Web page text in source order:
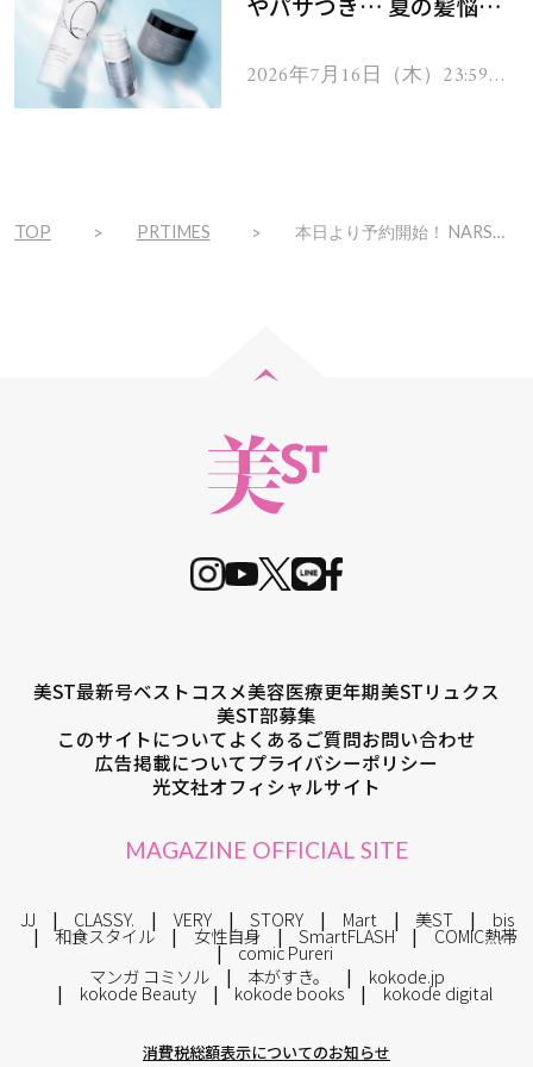
ムを13名様にプレゼン
2026年7月16日（木）23:59ま
TOP PRTIMES 本日より予約開始！ NARS「ライトリフレクティング プリズマティックパウダー」
美ST最新号ベストコスメ美容医療更年期美STリュクス
美ST部募集
このサイトについてよくあるご質問お問い合わせ
広告掲載についてプライバシーポリシー
光文社オフィシャルサイト
MAGAZINE OFFICIAL SITE
JJ CLASSY. VERY STORY Mart 美ST bis
和食スタイル 女性自身 SmartFLASH COMIC熱帯
comic Pureri
マンガ コミソル
本がすき。 kokode.jp
kokode Beauty kokode books kokode digital
消費税総額表示についてのお知らせ